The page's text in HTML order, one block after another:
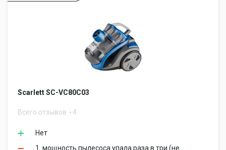
Scarlett SC-VC80C03
Всего отзывов 4
Нет
1. мощность пылесоса упала раза в три (не